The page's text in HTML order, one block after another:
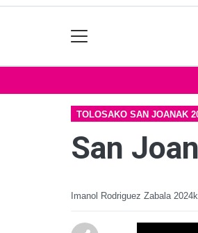
TOLOSAKO SAN JOANAK
San
Imanol Rodriguez Zabala